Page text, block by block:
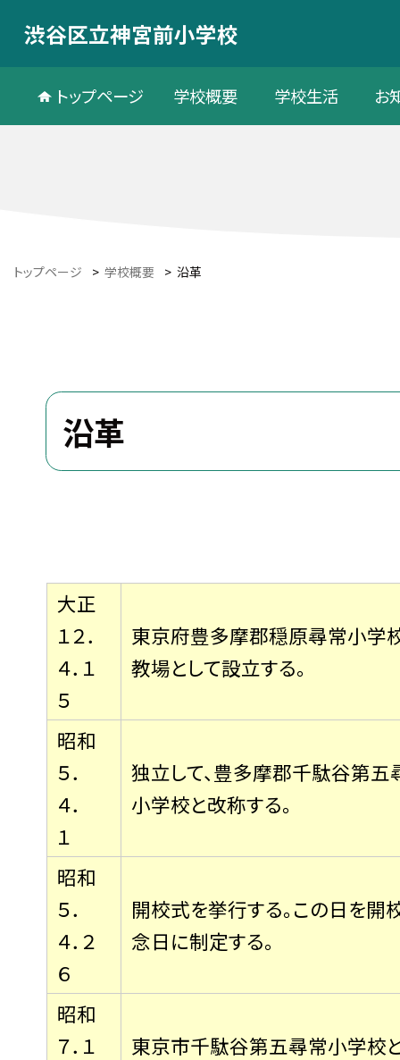
渋谷区立神宮前小学校
トップページ 学校概要 学校生活 お
トップページ > 学校概要 > 沿革
沿革
大正
１２．
４．１
５
東京府豊多摩郡穏原尋常小学
教場として設立する。
昭和
５．
４．
１
独立して、豊多摩郡千駄谷第五
小学校と改称する。
昭和
５．
４．２
６
開校式を挙行する。この日を開
念日に制定する。
昭和
７．１
東京市千駄谷第五尋常小学校